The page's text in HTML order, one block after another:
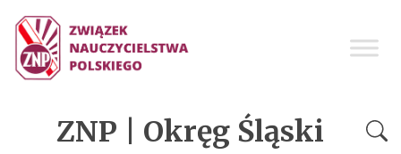
ZNP | Okręg Śląski